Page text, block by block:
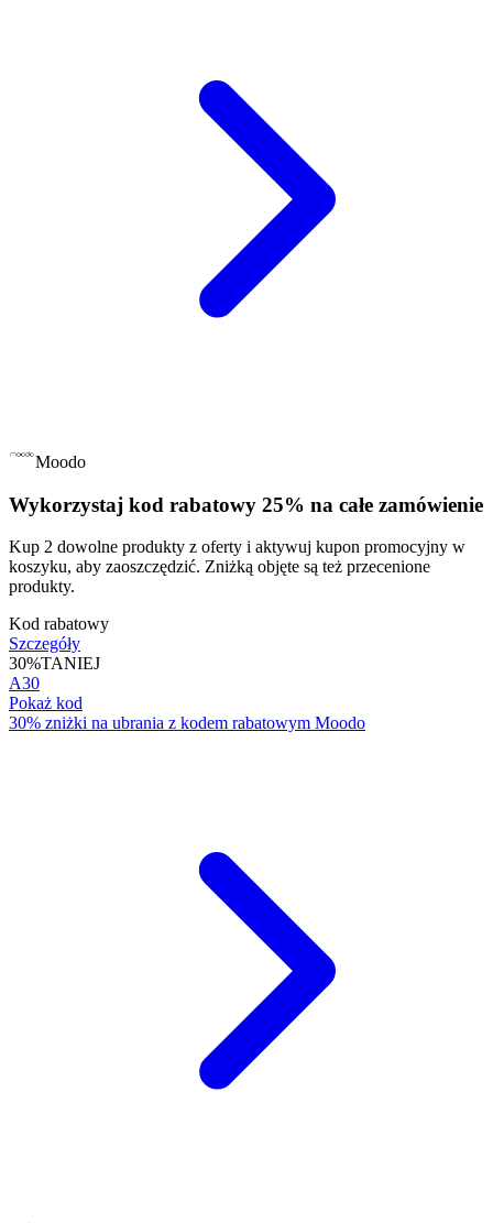
Moodo
Wykorzystaj kod rabatowy 25% na całe zamówienie
Kup 2 dowolne produkty z oferty i aktywuj kupon promocyjny w
koszyku, aby zaoszczędzić. Zniżką objęte są też przecenione
produkty.
Kod rabatowy
Szczegóły
30%TANIEJ
A30
Pokaż kod
30% zniżki na ubrania z kodem rabatowym Moodo